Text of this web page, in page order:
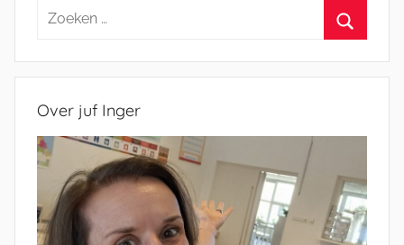
Zoeken
Over juf Inger